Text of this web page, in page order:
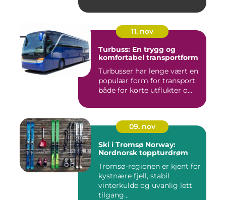
11. nov
Turbuss: En trygg og
komfortabel transportform
Turbusser har lenge vært en
populær form for transport,
både for korte utflukter o...
09. nov
Ski i Tromsø Norway:
Nordnorsk toppturdrøm
Tromsø-regionen er kjent for
kystnære fjell, stabil
vinterkulde og uvanlig lett
tilgang...